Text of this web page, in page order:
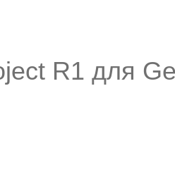
R1 для